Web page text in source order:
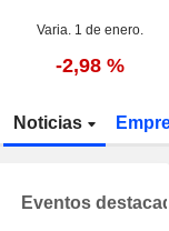
Varia. 1 de enero.
-2,98 %
Noticias
Eventos